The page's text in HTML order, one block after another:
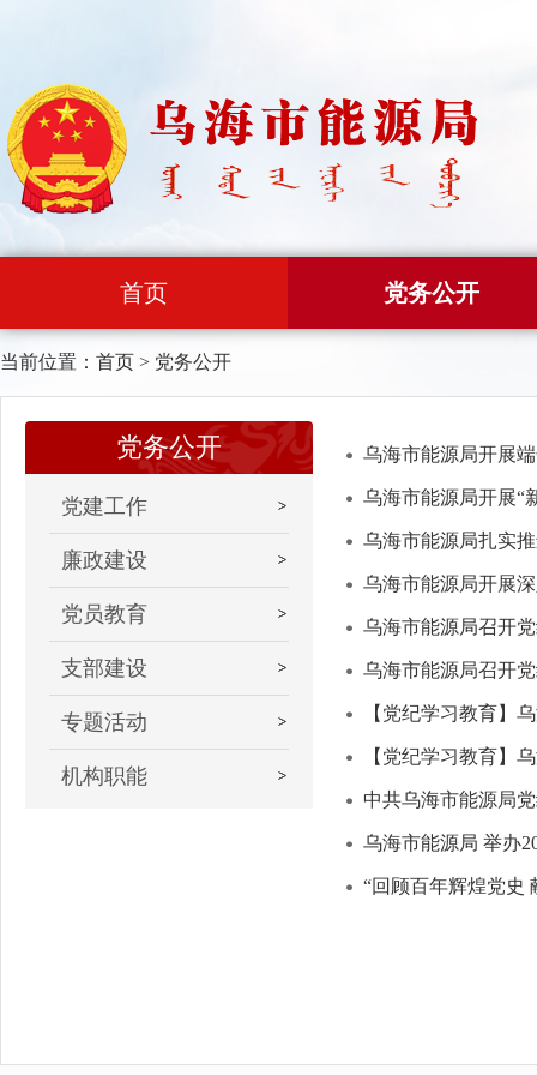
首页 党务公开
当前位置： 首页 > 党务公开
党务公开
党建工作
廉政建设
党员教育
支部建设
专题活动
机构职能
乌海市能源局开展
乌海市能源局开展“
乌海市能源局扎实
乌海市能源局开展
乌海市能源局召开
乌海市能源局召开
【党纪学习教育】
【党纪学习教育】
中共乌海市能源局
乌海市能源局 举办
“回顾百年辉煌党史